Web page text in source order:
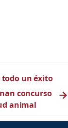
todo un éxito
concurso
animal
→